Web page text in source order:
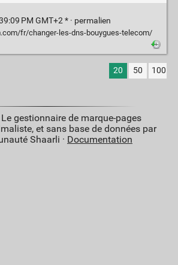
PM GMT+2 * · permalien
fr/changer-les-dns-bouygues-telecom/
20 50 100
gestionnaire de marque-pages
et sans base de données par
Shaarli · Documentation